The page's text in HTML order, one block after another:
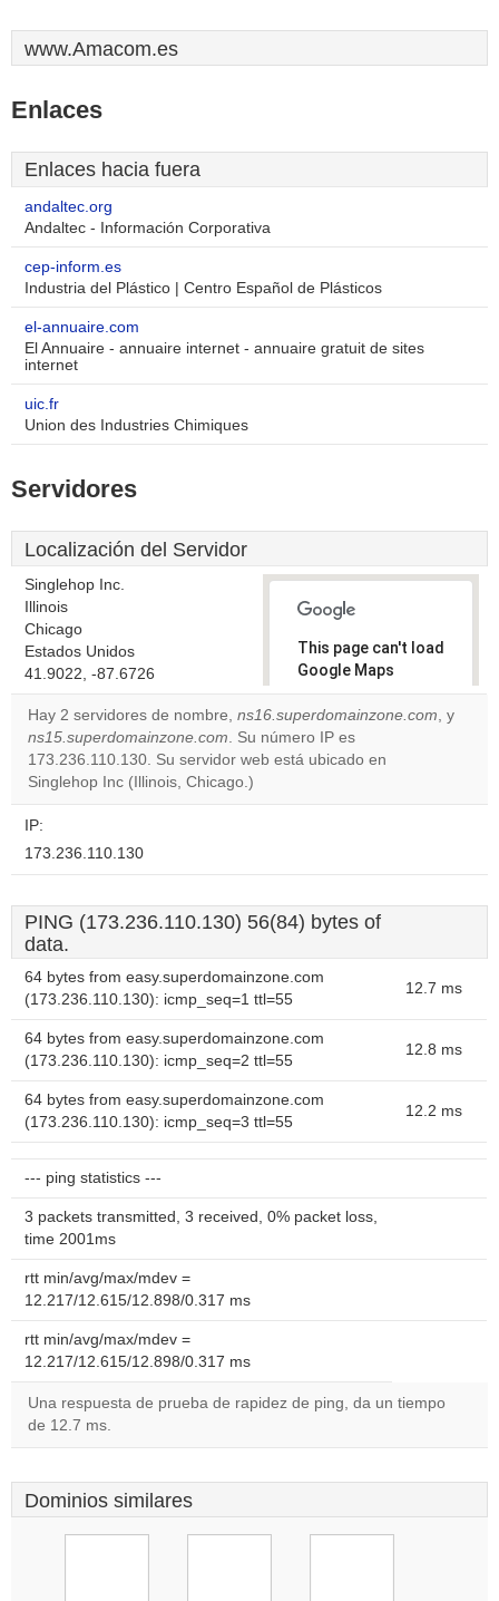
www.Amacom.es
Enlaces
Enlaces hacia fuera
andaltec.org
Andaltec - Información Corporativa
cep-inform.es
Industria del Plástico | Centro Español de Plásticos
el-annuaire.com
El Annuaire - annuaire internet - annuaire gratuit de sites
internet
uic.fr
Union des Industries Chimiques
Servidores
Localización del Servidor
Singlehop Inc.
Illinois
Chicago
Estados Unidos
41.9022, -87.6726
This page can't load
Google Maps
correctly.
Do you
own this
Hay 2 servidores de nombre, ns16.superdomainzone.com, y
ns15.superdomainzone.com. Su número IP es
173.236.110.130. Su servidor web está ubicado en
Singlehop Inc (Illinois, Chicago.)
IP:
173.236.110.130
PING (173.236.110.130) 56(84) bytes of
data.
64 bytes from easy.superdomainzone.com
(173.236.110.130): icmp_seq=1 ttl=55
12.7 ms
64 bytes from easy.superdomainzone.com
(173.236.110.130): icmp_seq=2 ttl=55
12.8 ms
64 bytes from easy.superdomainzone.com
(173.236.110.130): icmp_seq=3 ttl=55
12.2 ms
--- ping statistics ---
3 packets transmitted, 3 received, 0% packet loss,
time 2001ms
rtt min/avg/max/mdev =
12.217/12.615/12.898/0.317 ms
rtt min/avg/max/mdev =
12.217/12.615/12.898/0.317 ms
Una respuesta de prueba de rapidez de ping, da un tiempo
de 12.7 ms.
Dominios similares